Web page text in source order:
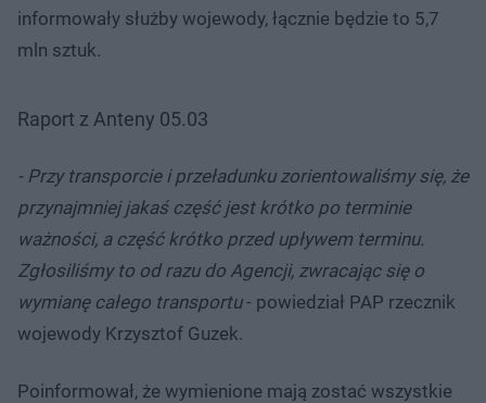
informowały służby wojewody, łącznie będzie to 5,7
mln sztuk.
Raport z Anteny 05.03
- Przy transporcie i przeładunku zorientowaliśmy się, że
przynajmniej jakaś część jest krótko po terminie
ważności, a część krótko przed upływem terminu.
Zgłosiliśmy to od razu do Agencji, zwracając się o
wymianę całego transportu- powiedział PAP rzecznik
wojewody Krzysztof Guzek.
Poinformował, że wymienione mają zostać wszystkie